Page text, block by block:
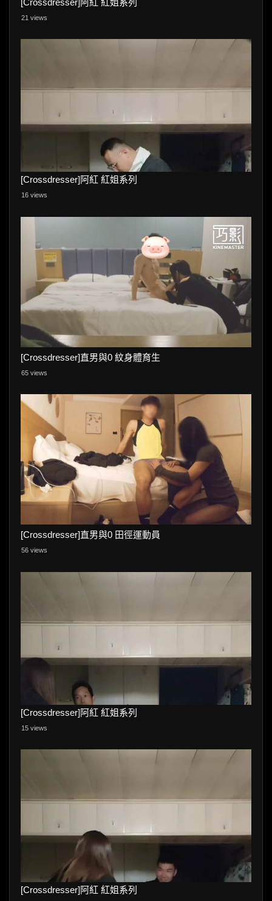
21 views
[Crossdresser]阿紅 紅姐系列
16 views
[Crossdresser]直男與0 紋身體育生
65 views
[Crossdresser]直男與0 田徑運動員
56 views
[Crossdresser]阿紅 紅姐系列
15 views
[Crossdresser]阿紅 紅姐系列